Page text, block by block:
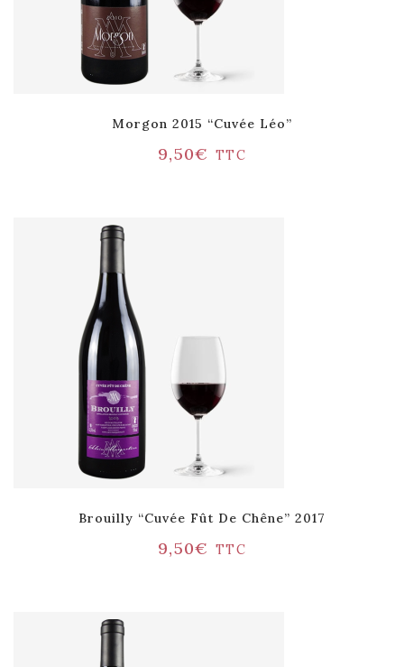
Morgon 2015 “Cuvée Léo”
9,50€ TTC
Brouilly “Cuvée Fût De Chêne” 2017
9,50€ TTC